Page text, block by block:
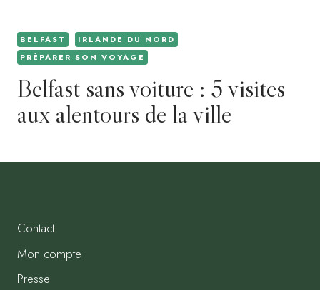
BELFAST
IRLANDE DU NORD
PRÉPARER SON VOYAGE
Belfast sans voiture : 5 visites
aux alentours de la ville
Contact
Mon compte
Presse